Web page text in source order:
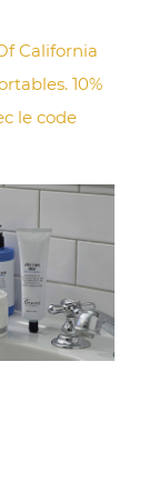
California
10%
le code